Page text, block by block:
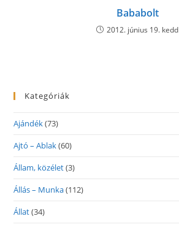
Bababolt
2012. június 19. kedd
Kategóriák
Ajándék(73)
Ajtó – Ablak(60)
Állam, közélet(3)
Állás – Munka(112)
Állat(34)